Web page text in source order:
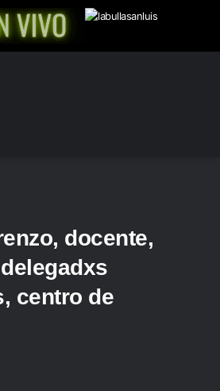
docente,
centro de